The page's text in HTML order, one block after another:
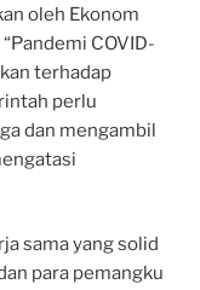
oleh Ekonom
COVID-
terhadap
perlu
dan mengambil
sama yang solid
para pemangku